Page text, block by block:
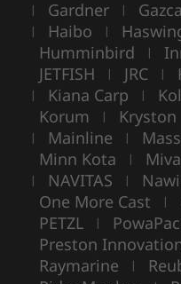
| Gardner |
| Haibo |
Humminbird |
JETFISH | JRC |
| Kiana Carp |
Korum | Kryston
| Mainline |
Minn Kota |
| NAVITAS |
One More Cast |
PETZL |
Preston
Raymarine |